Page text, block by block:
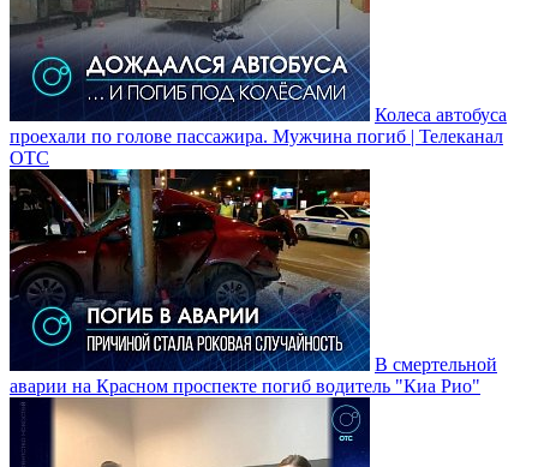
Колеса автобуса
проехали по голове пассажира. Мужчина погиб | Телеканал
ОТС
В смертельной
аварии на Красном проспекте погиб водитель "Киа Рио"